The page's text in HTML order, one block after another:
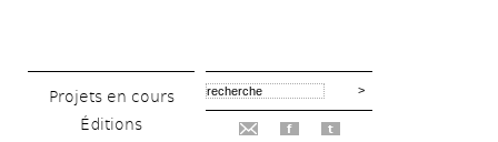
Projets en cours
Éditions
f t